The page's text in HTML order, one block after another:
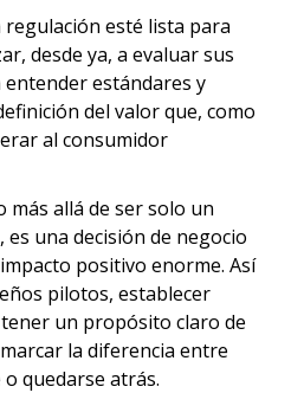
esté lista para
desde ya, a evaluar sus
entender estándares y
del valor que, como
al consumidor
más allá de ser solo un
una decisión de negocio
positivo enorme. Así
pilotos, establecer
un propósito claro de
la diferencia entre
quedarse atrás.